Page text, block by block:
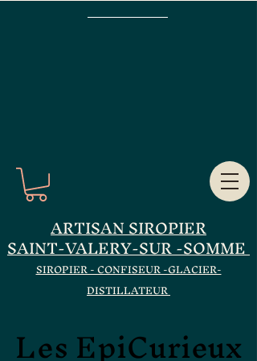
ARTISAN SIROPIER
SAINT-VALERY-SUR -SOMME
SIROPIER - CONFISEUR -GLACIER-
DISTILLATEUR
Les EpiCurieux
Les EpiCurieux